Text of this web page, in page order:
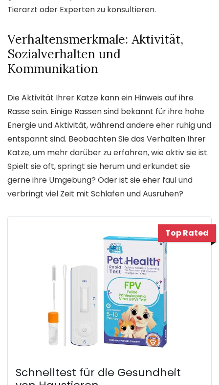
Tierarzt oder Experten zu konsultieren.
Verhaltensmerkmale: Aktivität,
Sozialverhalten und
Kommunikation
Die Aktivität Ihrer Katze kann ein Hinweis auf ihre
Rasse sein. Einige Rassen sind bekannt für ihre hohe
Energie und Aktivität, während andere eher ruhig und
entspannt sind. Beobachten Sie das Verhalten Ihrer
Katze, um mehr darüber zu erfahren, wie aktiv sie ist.
Spielt sie oft, springt sie herum und erkundet sie
gerne ihre Umgebung? Oder ist sie eher faul und
verbringt viel Zeit mit Schlafen und Ausruhen?
Top Rated
Schnelltest für die Gesundheit